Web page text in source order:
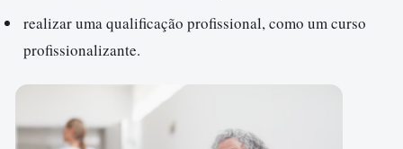
realizar uma qualificação profissional, como um curso
profissionalizante.